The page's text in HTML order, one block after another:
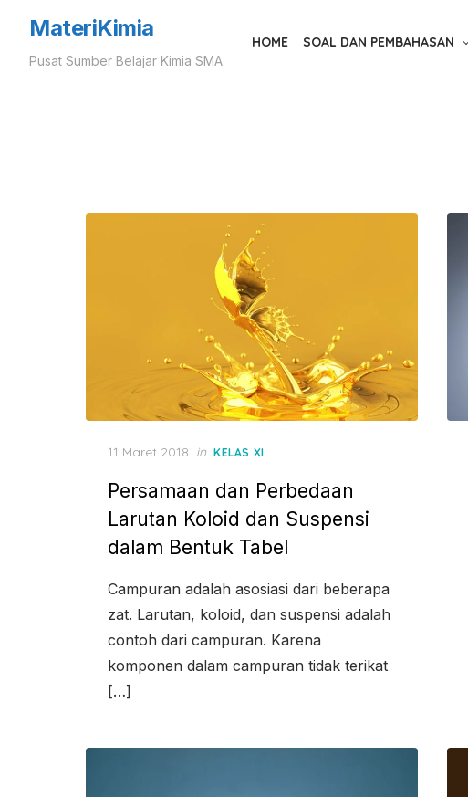
MateriKimia
Pusat Sumber Belajar Kimia SMA
HOME SOAL DAN PEMBAHASAN
Posted
11 Maret 2018 in KELAS XI
Persamaan dan Perbedaan
Larutan Koloid dan Suspensi
dalam Bentuk Tabel
Campuran adalah asosiasi dari beberapa
zat. Larutan, koloid, dan suspensi adalah
contoh dari campuran. Karena
komponen dalam campuran tidak terikat
[…]